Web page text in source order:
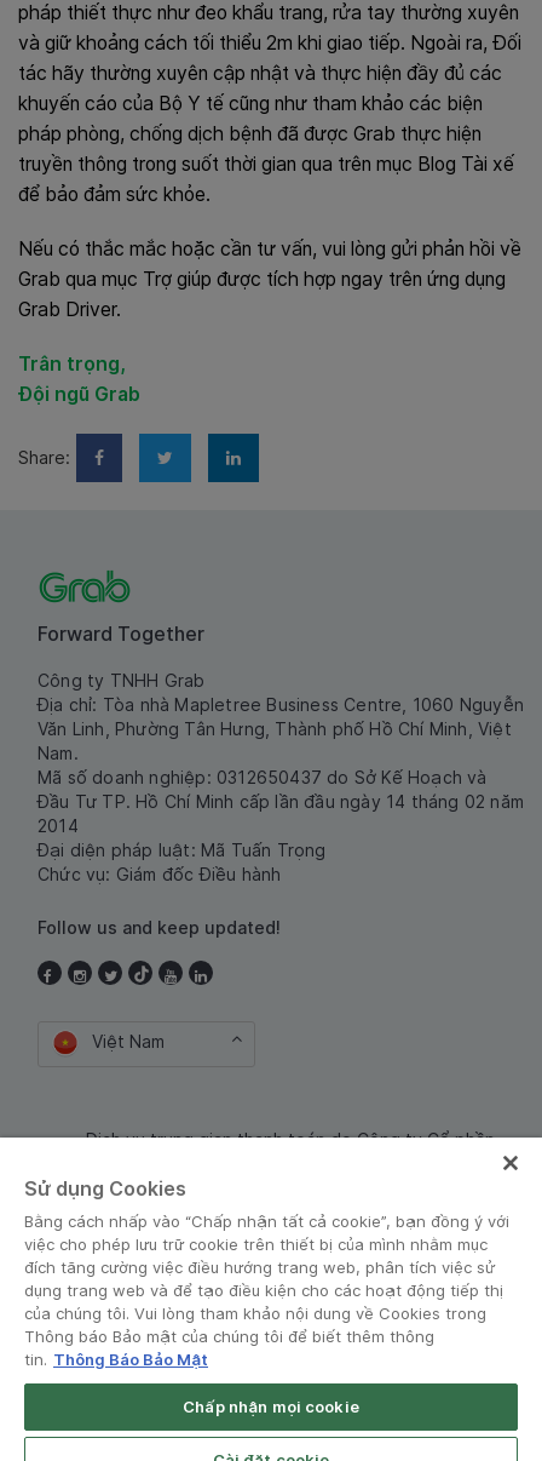
pháp thiết thực như đeo khẩu trang, rửa tay thường xuyên
và giữ khoảng cách tối thiểu 2m khi giao tiếp. Ngoài ra, Đối
tác hãy thường xuyên cập nhật và thực hiện đầy đủ các
khuyến cáo của Bộ Y tế cũng như tham khảo các biện
pháp phòng, chống dịch bệnh đã được Grab thực hiện
truyền thông trong suốt thời gian qua trên mục Blog Tài xế
để bảo đảm sức khỏe.
Nếu có thắc mắc hoặc cần tư vấn, vui lòng gửi phản hồi về
Grab qua mục Trợ giúp được tích hợp ngay trên ứng dụng
Grab Driver.
Trân trọng,
Đội ngũ Grab
Share:
Forward Together
Công ty TNHH Grab
Địa chỉ: Tòa nhà Mapletree Business Centre, 1060 Nguyễn
Văn Linh, Phường Tân Hưng, Thành phố Hồ Chí Minh, Việt
Nam.
Mã số doanh nghiệp: 0312650437 do Sở Kế Hoạch và
Đầu Tư TP. Hồ Chí Minh cấp lần đầu ngày 14 tháng 02 năm
2014
Đại diện pháp luật: Mã Tuấn Trọng
Chức vụ: Giám đốc Điều hành
Follow us and keep updated!
Việt Nam
Dịch vụ trung gian thanh toán do Công ty Cổ phần
Điều khoản và Chính sách
© Grab 2010 - 2026
Grab Driver for Android Open App
Sử dụng Cookies
Bằng cách nhấp vào “Chấp nhận tất cả cookie”, bạn đồng ý với
việc cho phép lưu trữ cookie trên thiết bị của mình nhằm mục
đích tăng cường việc điều hướng trang web, phân tích việc sử
dụng trang web và để tạo điều kiện cho các hoạt động tiếp thị
của chúng tôi. Vui lòng tham khảo nội dung về Cookies trong
Thông báo Bảo mật của chúng tôi để biết thêm thông
tin. Thông Báo Bảo Mật
Chấp nhận mọi cookie